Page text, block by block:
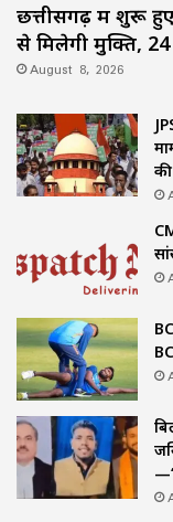
छत्तीसगढ़ में शुरू
से मिलेगी मुक्ति, 24
August 8, 2026